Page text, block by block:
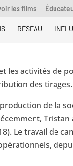
les films
RÉSEAU
les activités de
des tirages.
de la
Tristan
Le travail de